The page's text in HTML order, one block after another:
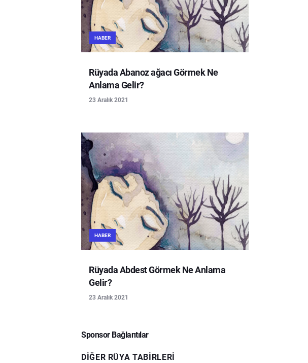
HABER
Rüyada Abanoz ağacı Görmek Ne
Anlama Gelir?
23 Aralık 2021
HABER
Rüyada Abdest Görmek Ne Anlama
Gelir?
23 Aralık 2021
Sponsor Bağlantılar
DIĞER RÜYA TABIRLERI